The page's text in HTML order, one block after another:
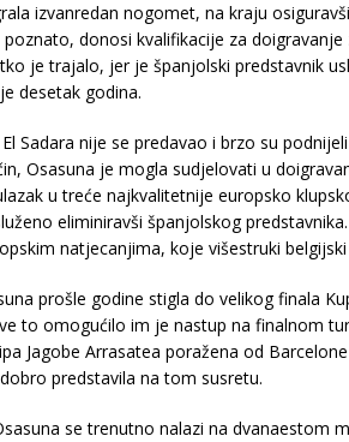
izvanredan nogomet, na kraju
donosi kvalifikacije za
je trajalo, jer je španjolski predstavnik
desetak godina.
Sadara nije se predavao i brzo su
Osasuna je mogla sudjelovati u
u treće najkvalitetnije europsko
eliminiravši španjolskog
natjecanjima, koje višestruki
prošle godine stigla do velikog finala
to omogućilo im je nastup na finalnom
Jagobe Arrasatea poražena od
predstavila na tom susretu.
se trenutno nalazi na dvanaestom